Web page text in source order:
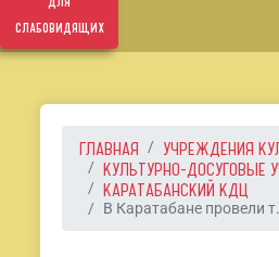
слабовидящих
ГЛАВНАЯ
УЧРЕЖДЕНИЯ
КУЛЬТУРНО-ДОСУГОВЫЕ
КАРАТАБАНСКИЙ КДЦ
В Каратабане провели